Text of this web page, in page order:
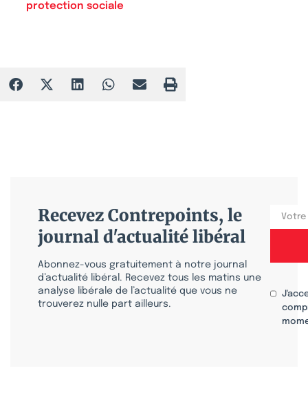
protection sociale
Recevez Contrepoints, le
journal d'actualité libéral
Abonnez-vous gratuitement à notre journal
d’actualité libéral. Recevez tous les matins une
analyse libérale de l’actualité que vous ne
trouverez nulle part ailleurs.